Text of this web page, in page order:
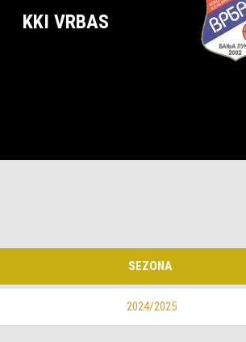
KKI VRBAS
SEZONA
2024/2025